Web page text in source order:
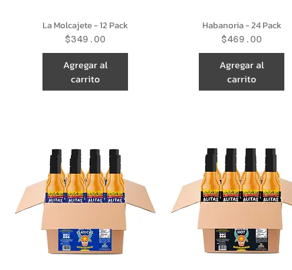
La Molcajete - 12 Pack
Precio
$349.00
Agregar al
carrito
Habanoria - 24 Pack
Precio
$469.00
Agregar al
carrito